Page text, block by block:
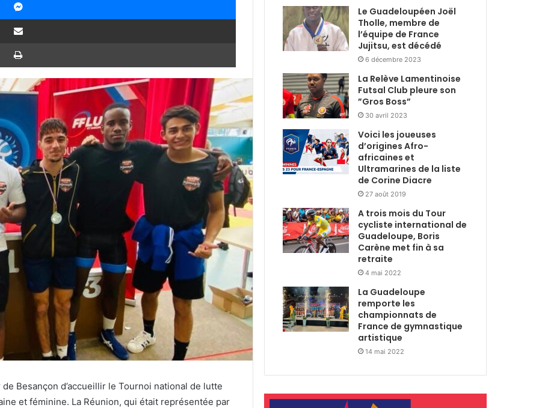
Besançon d’accueillir le Tournoi national de lutte
et féminine. La Réunion, qui était représentée par
Le Guadeloupéen Joël
Tholle, membre de
l’équipe de France
Jujitsu, est décédé
6 décembre 2023
La Relève Lamentinoise
Futsal Club pleure son
”Gros Boss”
30 avril 2023
Voici les joueuses
d’origines Afro-
africaines et
Ultramarines de la liste
de Corine Diacre
27 août 2019
A trois mois du Tour
cycliste international de
Guadeloupe, Boris
Carène met fin à sa
retraite
4 mai 2022
La Guadeloupe
remporte les
championnats de
France de gymnastique
artistique
14 mai 2022